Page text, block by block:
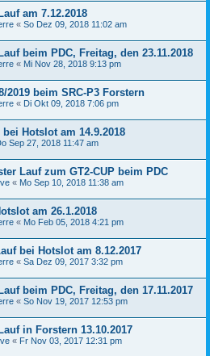
am 7.12.2018
« So Dez 09, 2018 11:02 am
beim PDC, Freitag, den 23.11.2018
« Mi Nov 28, 2018 9:13 pm
2019 beim SRC-P3 Forstern
« Di Okt 09, 2018 7:06 pm
Hotslot am 14.9.2018
Sep 27, 2018 11:47 am
Lauf zum GT2-CUP beim PDC
« Mo Sep 10, 2018 11:38 am
am 26.1.2018
« Mo Feb 05, 2018 4:21 pm
bei Hotslot am 8.12.2017
« Sa Dez 09, 2017 3:32 pm
beim PDC, Freitag, den 17.11.2017
« So Nov 19, 2017 12:53 pm
in Forstern 13.10.2017
« Fr Nov 03, 2017 12:31 pm